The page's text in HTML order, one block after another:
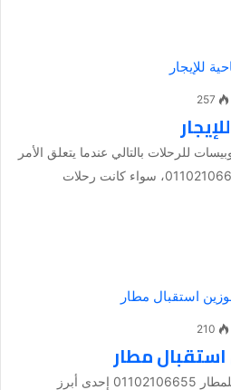
257
للرحلات بالتالي عندما يتعلق الأمر
بتنظيم الرحلات الجماعية 01102106655، سواء كانت رحلات
210
مطار
تعتبر خدمة إيجار الليموزين للمطار 01102106655 إحدى أبرز